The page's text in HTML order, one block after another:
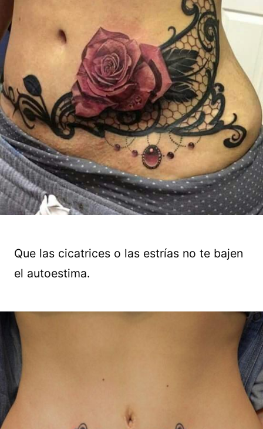
Que las cicatrices o las estrías no te bajen
el autoestima.